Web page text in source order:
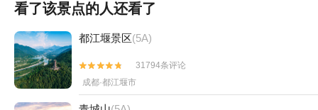
看了该景点的人还看了
都江堰景区(5A)


31794条评论
成都·都江堰市